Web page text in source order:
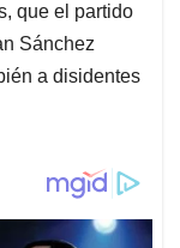
que el partido
Sánchez
a disidentes